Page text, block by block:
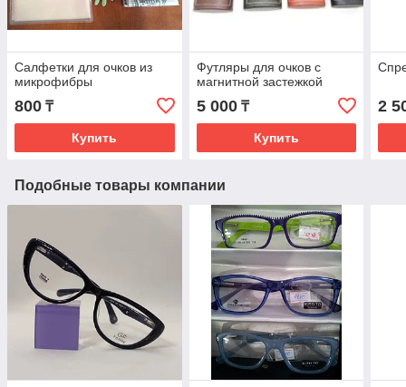
Салфетки для очков из
микрофибры
800 ₸
Купить
Футляры для очков с
магнитной застежкой
5 000₸
Купить
2
Подобные товары компании